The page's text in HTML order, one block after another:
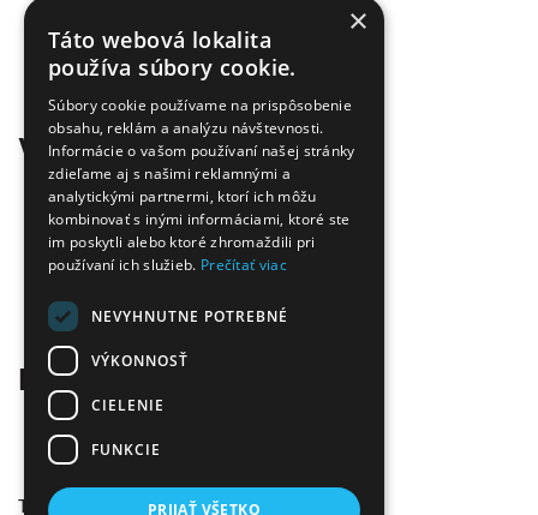
Tovar skladom
Ekologická likvidácia tonerov
Množstvo spôsobov platby a dopravy
Ekológia
Všetko o nákupe
Kontaktné informácie
Platba a dodanie
Obchodné podmienky
Ekologická likvidácia tonerov
Ochrana osobných údajov
Odstúpiť od zmluvy tu
Kontakt
Infolinka:
E-mail:info@tonerovo.sk
Facebook:
Tonerovo.sk © 2026
×
Táto webová lokalita
používa súbory cookie.
Súbory cookie používame na prispôsobenie
obsahu, reklám a analýzu návštevnosti.
Informácie o vašom používaní našej stránky
zdieľame aj s našimi reklamnými a
analytickými partnermi, ktorí ich môžu
kombinovať s inými informáciami, ktoré ste
im poskytli alebo ktoré zhromaždili pri
používaní ich služieb. Prečítať viac
NEVYHNUTNE POTREBNÉ
VÝKONNOSŤ
CIELENIE
FUNKCIE
PRIJAŤ VŠETKO